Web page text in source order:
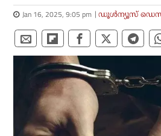
Jan 16, 2025, 9:05 pm ഡൂള്‍ന്യൂസ്